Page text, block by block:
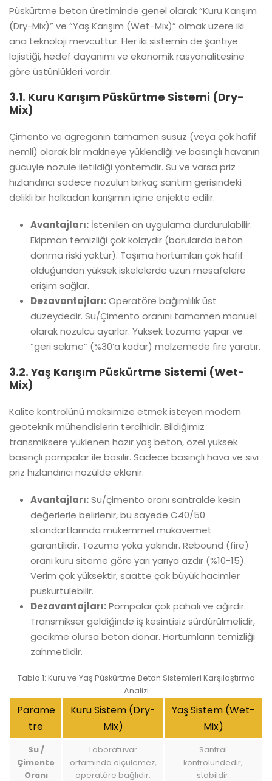
Püskürtme beton üretiminde genel olarak “Kuru Karışım
(Dry-Mix)” ve “Yaş Karışım (Wet-Mix)” olmak üzere iki
ana teknoloji mevcuttur. Her iki sistemin de şantiye
lojistiği, hedef dayanımı ve ekonomik rasyonalitesine
göre üstünlükleri vardır.
3.1. Kuru Karışım Püskürtme Sistemi (Dry-
Mix)
Çimento ve agreganın tamamen susuz (veya çok hafif
nemli) olarak bir makineye yüklendiği ve basınçlı havanın
gücüyle nozüle iletildiği yöntemdir. Su ve varsa priz
hızlandırıcı sadece nozülün birkaç santim gerisindeki
delikli bir halkadan karışımın içine enjekte edilir.
Avantajları: İstenilen an uygulama durdurulabilir.
Ekipman temizliği çok kolaydır (borularda beton
donma riski yoktur). Taşıma hortumları çok hafif
olduğundan yüksek iskelelerde uzun mesafelere
erişim sağlar.
Dezavantajları:Operatöre bağımlılık üst
düzeydedir. Su/Çimento oranını tamamen manuel
olarak nozülcü ayarlar. Yüksek tozuma yapar ve
“geri sekme” (%30’a kadar) malzemede fire yaratır.
3.2. Yaş Karışım Püskürtme Sistemi (Wet-
Mix)
Kalite kontrolünü maksimize etmek isteyen modern
geoteknik mühendislerin tercihidir. Bildiğimiz
transmiksere yüklenen hazır yaş beton, özel yüksek
basınçlı pompalar ile basılır. Sadece basınçlı hava ve sıvı
priz hızlandırıcı nozülde eklenir.
Avantajları:Su/çimento oranı santralde kesin
değerlerle belirlenir, bu sayede C40/50
standartlarında mükemmel mukavemet
garantilidir. Tozuma yoka yakındır. Rebound (fire)
oranı kuru siteme göre yarı yarıya azdır (%10-15).
Verim çok yüksektir, saatte çok büyük hacimler
püskürtülebilir.
Dezavantajları:Pompalar çok pahalı ve ağırdır.
Transmikser geldiğinde iş kesintisiz sürdürülmelidir,
gecikme olursa beton donar. Hortumların temizliği
zahmetlidir.
Tablo 1: Kuru ve Yaş Püskürtme Beton Sistemleri Karşılaştırma
Analizi
Parame
tre
Kuru Sistem (Dry-
Mix)
Yaş Sistem (Wet-
Mix)
Su /
Çimento
Oranı
Laboratuvar
ortamında ölçülemez,
operatöre bağlıdır.
Santral
kontrolündedir,
stabildir.